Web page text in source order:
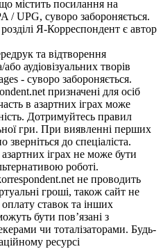
містить посилання на
/ UPG, суворо забороняється.
Я-Корреспондент є автор
та відтворення
аудіовізуальних творів
- суворо забороняється.
призначені для осіб
в азартних іграх може
Дотримуйтесь правил
гри. При виявленні перших
зверніться до спеціаліста.
іграх не може бути
роботі.
не проводить
гроші, також сайт не
ставок та інших
бути пов’язані з
чи тоталізаторами. Будь-
ресурсі